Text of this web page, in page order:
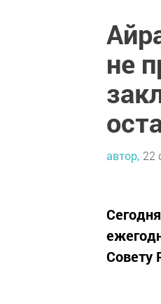
не
автор, 22
Совету